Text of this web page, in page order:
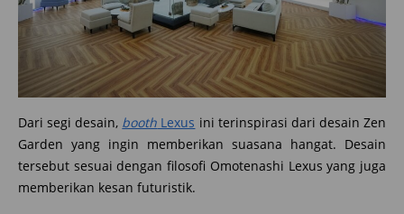
Dari segi desain, booth Lexus ini terinspirasi dari desain Zen
Garden yang ingin memberikan suasana hangat. Desain
tersebut sesuai dengan filosofi Omotenashi Lexus yang juga
memberikan kesan futuristik.